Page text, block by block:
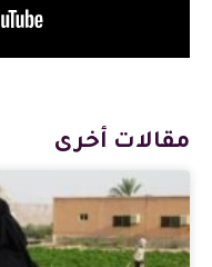
مقالات أخرى